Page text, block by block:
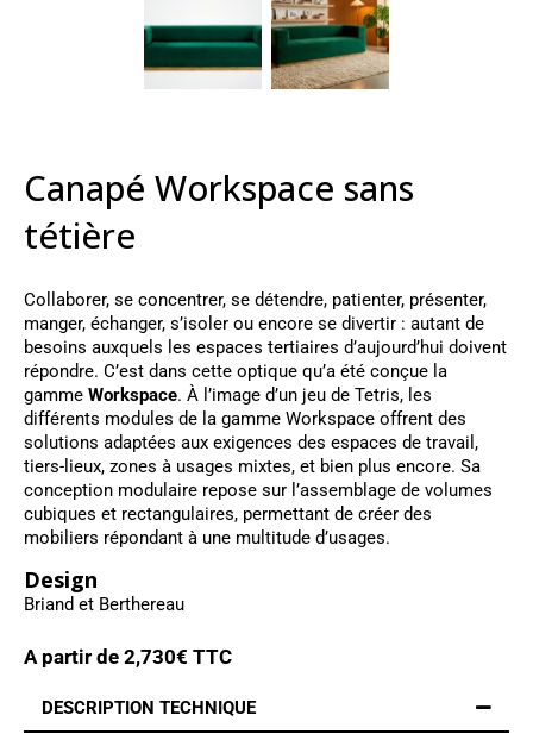
Canapé Workspace sans
tétière
Collaborer, se concentrer, se détendre, patienter, présenter,
manger, échanger, s’isoler ou encore se divertir : autant de
besoins auxquels les espaces tertiaires d’aujourd’hui doivent
répondre. C’est dans cette optique qu’a été conçue la
gamme Workspace. À l’image d’un jeu de Tetris, les
différents modules de la gamme Workspace offrent des
solutions adaptées aux exigences des espaces de travail,
tiers-lieux, zones à usages mixtes, et bien plus encore. Sa
conception modulaire repose sur l’assemblage de volumes
cubiques et rectangulaires, permettant de créer des
mobiliers répondant à une multitude d’usages.
Design
Briand et Berthereau
A partir de 2,730€ TTC
DESCRIPTION TECHNIQUE